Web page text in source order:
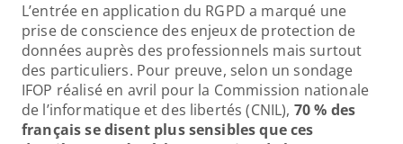
L’entrée en application du RGPD a marqué une
prise de conscience des enjeux de protection de
données auprès des professionnels mais surtout
des particuliers. Pour preuve, selon un sondage
IFOP réalisé en avril pour la Commission nationale
de l’informatique et des libertés (CNIL), 70 % des
français se disent plus sensibles que ces